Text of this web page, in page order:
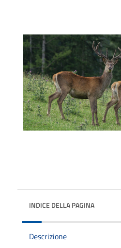
INDICE DELLA PAGINA
Descrizione